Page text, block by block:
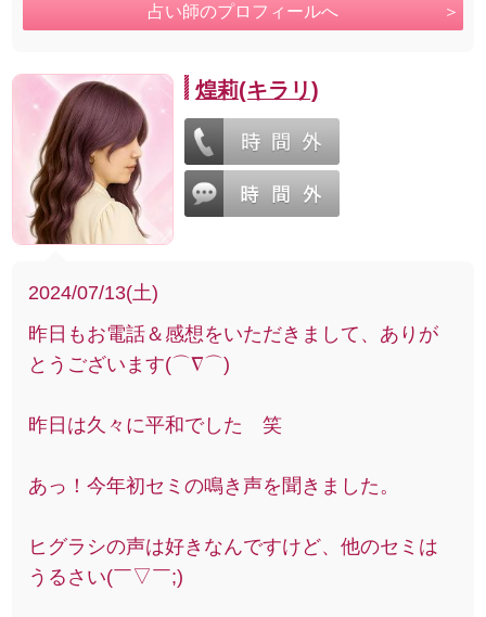
占い師のプロフィールへ
煌莉(キラリ)
2024/07/13(土)
昨日もお電話＆感想をいただきまして、ありが
とうございます(⌒∇⌒)
昨日は久々に平和でした 笑
あっ！今年初セミの鳴き声を聞きました。
ヒグラシの声は好きなんですけど、他のセミは
うるさい(￣▽￣;)